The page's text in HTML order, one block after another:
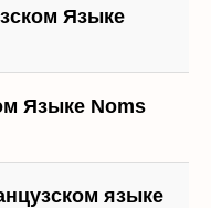
Языке
Языке Noms
языке